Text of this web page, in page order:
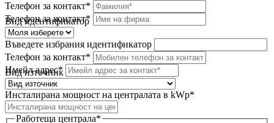
Телефон за контакт*
Телефон за контакт*
Вид идентификатор
Въведете избрания идентификатор
Телефон за контакт*
Имейл адрес*
Вид източник
Инсталирана мощност на централата в kWp*
Работеща централа*